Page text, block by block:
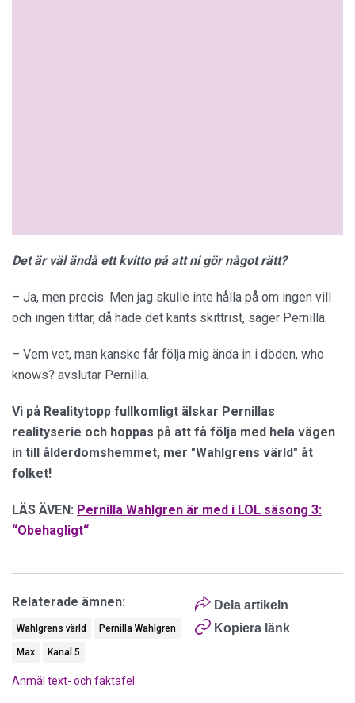
Det är väl ändå ett kvitto på att ni gör något rätt?
– Ja, men precis. Men jag skulle inte hålla på om ingen vill
och ingen tittar, då hade det känts skittrist, säger Pernilla.
– Vem vet, man kanske får följa mig ända in i döden, who
knows? avslutar Pernilla.
Vi på Realitytopp fullkomligt älskar Pernillas
realityserie och hoppas på att få följa med hela vägen
in till ålderdomshemmet, mer "Wahlgrens värld" åt
folket!
LÄS ÄVEN: Pernilla Wahlgren är med i LOL säsong 3:
“Obehagligt“
Dela artikeln
Kopiera länk
Relaterade ämnen:
Wahlgrens värld Pernilla Wahlgren
Max Kanal 5
Anmäl text- och faktafel